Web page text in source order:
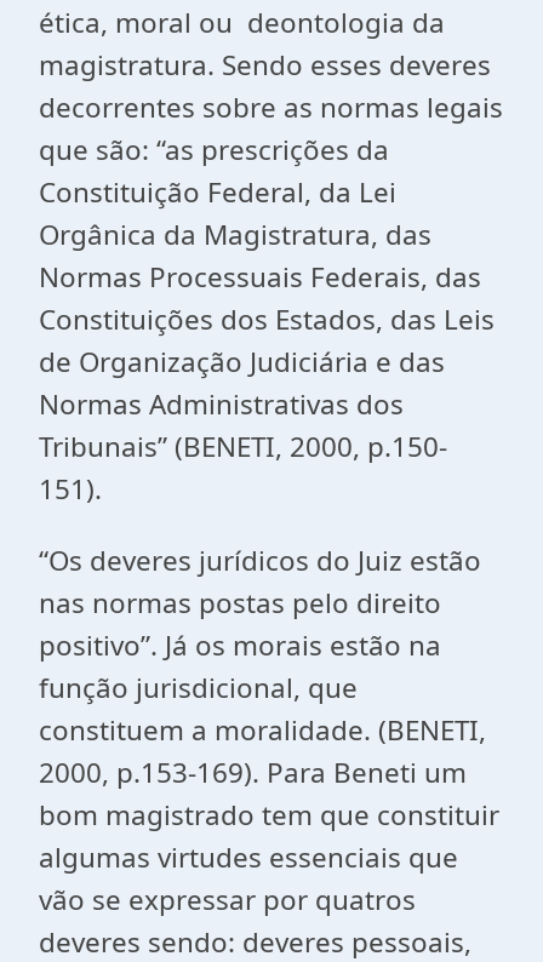
ética, moral ou deontologia da
magistratura. Sendo esses deveres
decorrentes sobre as normas legais
que são: “as prescrições da
Constituição Federal, da Lei
Orgânica da Magistratura, das
Normas Processuais Federais, das
Constituições dos Estados, das Leis
de Organização Judiciária e das
Normas Administrativas dos
Tribunais” (BENETI, 2000, p.150-
151).
“Os deveres jurídicos do Juiz estão
nas normas postas pelo direito
positivo”. Já os morais estão na
função jurisdicional, que
constituem a moralidade. (BENETI,
2000, p.153-169). Para Beneti um
bom magistrado tem que constituir
algumas virtudes essenciais que
vão se expressar por quatros
deveres sendo: deveres pessoais,